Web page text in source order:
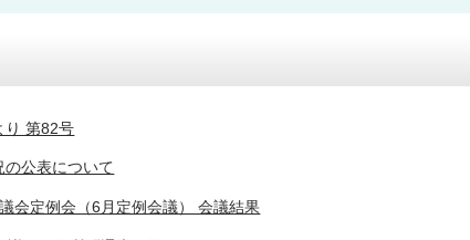
り 第82号
の公表について
会定例会（6月定例会議） 会議結果